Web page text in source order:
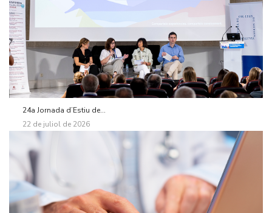
24a Jornada d’Estiu de...
22 de juliol de 2026